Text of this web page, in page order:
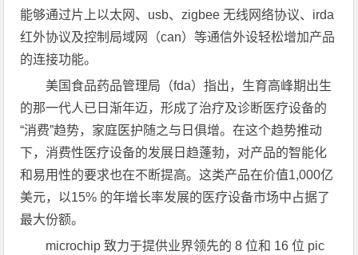
能够通过片上以太网、usb、zigbee 无线网络协议、irda
红外协议及控制局域网（can）等通信外设轻松增加产品
的连接功能。
美国食品药品管理局（fda）指出，生育高峰期出生
的那一代人已日渐年迈，形成了治疗及诊断医疗设备的
“消费”趋势，家庭医护随之与日俱增。在这个趋势推动
下，消费性医疗设备的发展日趋蓬勃，对产品的智能化
和易用性的要求也在不断提高。这类产品在价值1,000亿
美元，以15% 的年增长率发展的医疗设备市场中占据了
最大份额。
microchip 致力于提供业界领先的 8 位和 16 位 pic